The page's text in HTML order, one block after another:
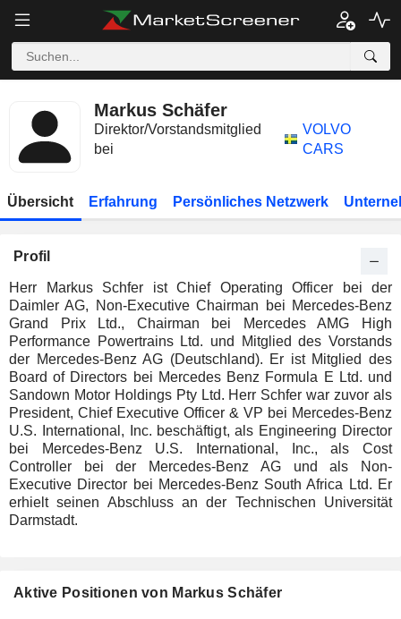
Markus Schäfer
Direktor/Vorstandsmitglied
bei
VOLVO
CARS
Übersicht Erfahrung Persönliches Netzwerk
Profil
Herr Markus Schfer ist Chief Operating Officer bei der
Daimler AG, Non-Executive Chairman bei Mercedes-Benz
Grand Prix Ltd., Chairman bei Mercedes AMG High
Performance Powertrains Ltd. und Mitglied des Vorstands
der Mercedes-Benz AG (Deutschland). Er ist Mitglied des
Board of Directors bei Mercedes Benz Formula E Ltd. und
Sandown Motor Holdings Pty Ltd. Herr Schfer war zuvor als
President, Chief Executive Officer & VP bei Mercedes-Benz
U.S. International, Inc. beschäftigt, als Engineering Director
bei Mercedes-Benz U.S. International, Inc., als Cost
Controller bei der Mercedes-Benz AG und als Non-
Executive Director bei Mercedes-Benz South Africa Ltd. Er
erhielt seinen Abschluss an der Technischen Universität
Darmstadt.
Aktive Positionen von Markus Schäfer